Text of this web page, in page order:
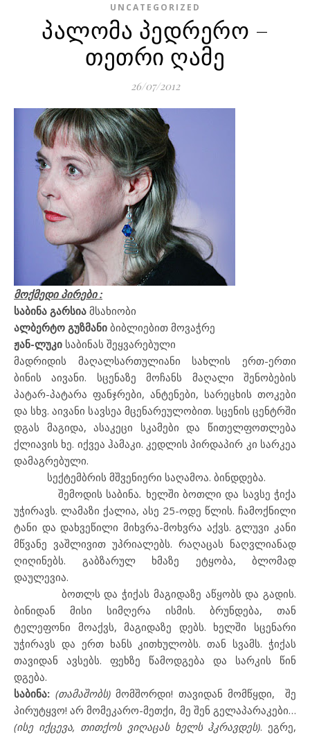
UNCATEGORIZED
პალომა პედრერო –
თეთრი ღამე
26/07/2012
მოქმედი პირები :
საბინა გარსია მსახიობი
ალბერტო გუზმანი ბიბლიებით მოვაჭრე
ჟან-ლუკი საბინას შეყვარებული
მადრიდის მაღალსართულიანი სახლის ერთ-ერთი
ბინის აივანი. სცენაზე მოჩანს მაღალი შენობების
პატარ-პატარა ფანჯრები, ანტენები, სარეცხის თოკები
და სხვ. აივანი სავსეა მცენარეულობით. სცენის ცენტრში
დგას მაგიდა, ასაკეცი სკამები და წითელფოთლება
ქლიავის ხე. იქვეა ჰამაკი. კედლის პირდაპირ კი სარკეა
დამაგრებული.
სექტემბრის მშვენიერი საღამოა. ბინდდება.
შემოდის საბინა. ხელში ბოთლი და სავსე ჭიქა
უჭირავს. ლამაზი ქალია, ასე 25-ოდე წლის. ჩამოქნილი
ტანი და დახვეწილი მიხვრა-მოხვრა აქვს. გლუვი კანი
მწვანე ვაშლივით უპრიალებს. რაღაცას ნაღვლიანად
ღიღინებს. გაბზარულ ხმაზე ეტყობა, ბლომად
დაულევია.
ბოთლს და ჭიქას მაგიდაზე აწყობს და გადის.
ბინიდან მისი სიმღერა ისმის. ბრუნდება, თან
ტელეფონი მოაქვს, მაგიდაზე დებს. ხელში სცენარი
უჭირავს და ერთ ხანს კითხულობს. თან სვამს. ჭიქას
თავიდან ავსებს. ფეხზე წამოდგება და სარკის წინ
დგება.
საბინა: (თამაშობს) მომშორდი! თავიდან მომწყდი,
შე
პირუტყვო! არ მომეკარო-მეთქი, მე შენ გელაპარაკები…
(ისე იქცევა, თითქოს ვიღაცას ხელს ჰკრავდეს). ეგრე,